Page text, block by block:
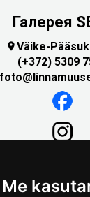
Me
Галерея
Väike-
(+372) 5309